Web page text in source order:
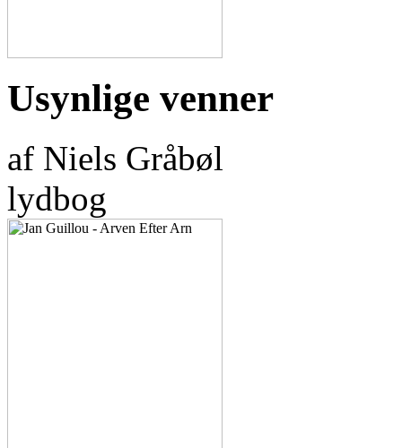
Usynlige venner
af Niels Gråbøl
lydbog